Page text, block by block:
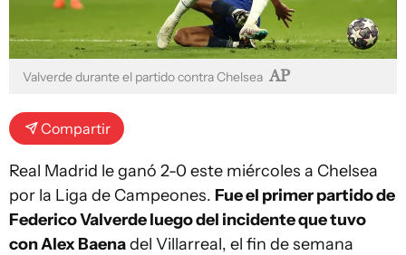
Valverde durante el partido contra Chelsea AP
Compartir
Real Madrid le ganó 2-0 este miércoles a Chelsea
por la Liga de Campeones. Fue el primer partido de
Federico Valverde luego del incidente que tuvo
con Alex Baenadel Villarreal, el fin de semana